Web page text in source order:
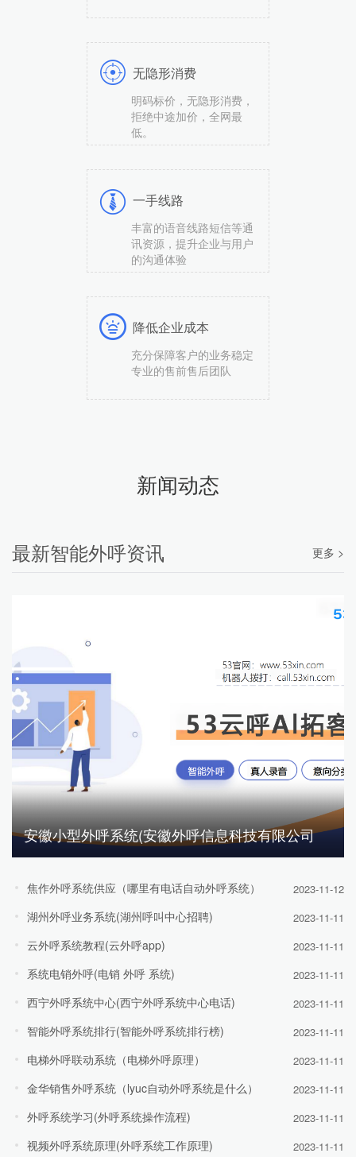
无隐形消费
明码标价，无隐形消费，
拒绝中途加价，全网最
低。
一手线路
丰富的语音线路短信等通
讯资源，提升企业与用户
的沟通体验
降低企业成本
充分保障客户的业务稳定
专业的售前售后团队
新闻动态
最新智能外呼资讯 更多 >
安徽小型外呼系统(安徽外呼信息科技有限公司
焦作外呼系统供应（哪里有电话自动外呼系统） 2023-11-12
湖州外呼业务系统(湖州呼叫中心招聘) 2023-11-11
云外呼系统教程(云外呼app) 2023-11-11
系统电销外呼(电销 外呼 系统) 2023-11-11
西宁外呼系统中心(西宁外呼系统中心电话) 2023-11-11
智能外呼系统排行(智能外呼系统排行榜) 2023-11-11
电梯外呼联动系统（电梯外呼原理） 2023-11-11
金华销售外呼系统（lyuc自动外呼系统是什么） 2023-11-11
外呼系统学习(外呼系统操作流程) 2023-11-11
视频外呼系统原理(外呼系统工作原理) 2023-11-11